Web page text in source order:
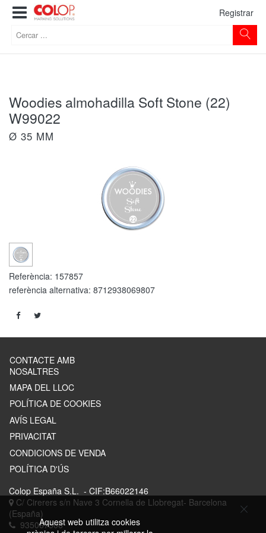
Registrar
Woodies almohadilla Soft Stone (22)
W99022
Ø 35 MM
Referència: 157857
referència alternativa: 8712938069807
CONTACTE AMB
NOSALTRES
MAPA DEL LLOC
POLÍTICA DE COOKIES
AVÍS LEGAL
PRIVACITAT
CONDICIONS DE VENDA
POLÍTICA D'ÚS
Colop España S.L. - CIF:B66022146
C/ Cirerers s/n Nave 3 Cornella de Llobregat- Barcelona
(España)
935067506
Aquest web utilitza cookies